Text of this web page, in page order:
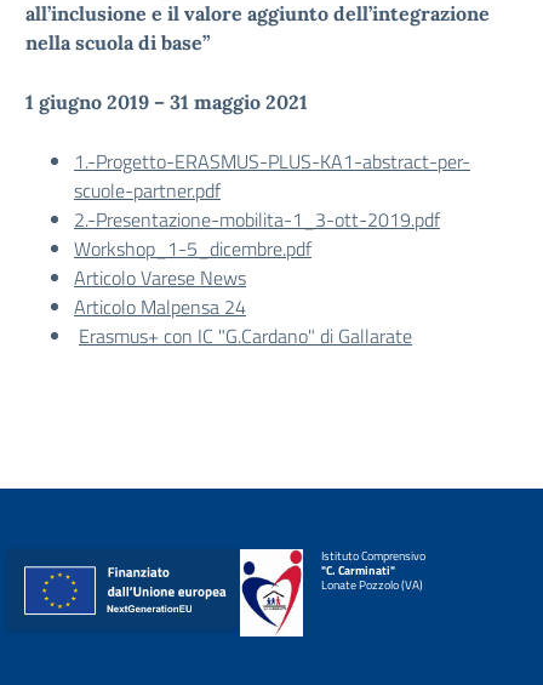
all’inclusione e il valore aggiunto dell’integrazione
nella scuola di base”
1 giugno 2019 – 31 maggio 2021
1.-Progetto-ERASMUS-PLUS-KA1-abstract-per-
scuole-partner.pdf
2.-Presentazione-mobilita-1_3-ott-2019.pdf
Workshop_1-5_dicembre.pdf
Articolo Varese News
Articolo Malpensa 24
Erasmus+ con IC "G.Cardano" di Gallarate
Istituto Comprensivo
"C. Carminati"
Lonate Pozzolo (VA)